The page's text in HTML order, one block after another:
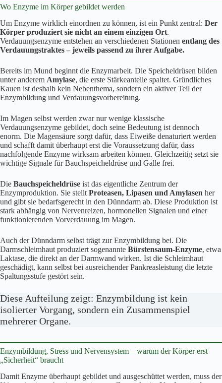
Wo Enzyme im Körper gebildet werden
Um Enzyme wirklich einordnen zu können, ist ein Punkt zentral: Der
Körper produziert sie nicht an einem einzigen Ort.
Verdauungsenzyme entstehen an verschiedenen Stationen entlang des
Verdauungstraktes – jeweils passend zu ihrer Aufgabe.
Bereits im Mund beginnt die Enzymarbeit. Die Speicheldrüsen bilden
unter anderem Amylase, die erste Stärkeanteile spaltet. Gründliches
Kauen ist deshalb kein Nebenthema, sondern ein aktiver Teil der
Enzymbildung und Verdauungsvorbereitung.
Im Magen selbst werden zwar nur wenige klassische
Verdauungsenzyme gebildet, doch seine Bedeutung ist dennoch
enorm. Die Magensäure sorgt dafür, dass Eiweiße denaturiert werden
und schafft damit überhaupt erst die Voraussetzung dafür, dass
nachfolgende Enzyme wirksam arbeiten können. Gleichzeitig setzt sie
wichtige Signale für Bauchspeicheldrüse und Galle frei.
Die Bauchspeicheldrüse ist das eigentliche Zentrum der
Enzymproduktion. Sie stellt Proteasen, Lipasen und Amylasen her
und gibt sie bedarfsgerecht in den Dünndarm ab. Diese Produktion ist
stark abhängig von Nervenreizen, hormonellen Signalen und einer
funktionierenden Vorverdauung im Magen.
Auch der Dünndarm selbst trägt zur Enzymbildung bei. Die
Darmschleimhaut produziert sogenannte Bürstensaum-Enzyme, etwa
Laktase, die direkt an der Darmwand wirken. Ist die Schleimhaut
geschädigt, kann selbst bei ausreichender Pankreasleistung die letzte
Spaltungsstufe gestört sein.
Diese Aufteilung zeigt: Enzymbildung ist kein
isolierter Vorgang, sondern ein Zusammenspiel
mehrerer Organe.
Enzymbildung, Stress und Nervensystem – warum der Körper erst
„Sicherheit“ braucht
Damit Enzyme überhaupt gebildet und ausgeschüttet werden, muss der